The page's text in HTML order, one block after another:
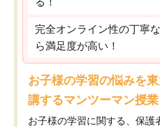
完全オンライン性の丁寧
ら満足度が高い！
お子様の学習の悩みを
講するマンツーマン授業
お子様の学習に関する、保